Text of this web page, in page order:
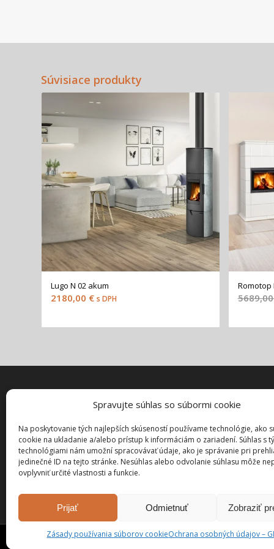
Spravujte súhlas so súbormi cookie
Na poskytovanie tých najlepších skúseností používame technológie, ako
cookie na ukladanie a/alebo prístup k informáciám o zariadení. Súhlas s
technológiami nám umožní spracovávať údaje, ako je správanie pri
jedinečné ID na tejto stránke. Nesúhlas alebo odvolanie súhlasu môže
ovplyvniť určité vlastnosti a funkcie.
Prijať Odmietnuť Zobraziť
Zásady používania súborov cookieOchrana osobných údajov –
Súvisiace produkty
Lugo N 02 akum
2180,00 € s DPH
Romotop
Môj účet
Pokladňa
Košík
Spracoval:www.webovagrafika.sk